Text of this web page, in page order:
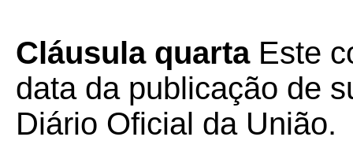
Cláusula quartaEste
data da publicação de
Diário Oficial da União.